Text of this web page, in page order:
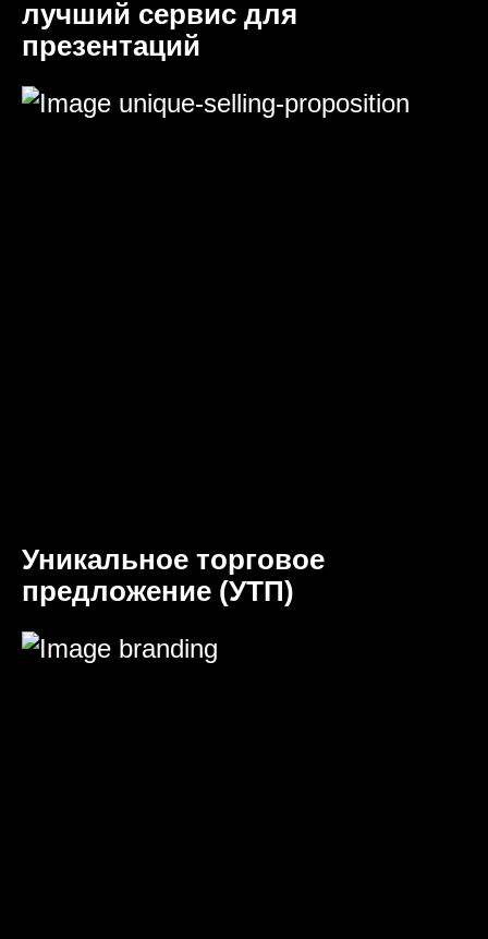
лучший сервис для
презентаций
Уникальное торговое
предложение (УТП)